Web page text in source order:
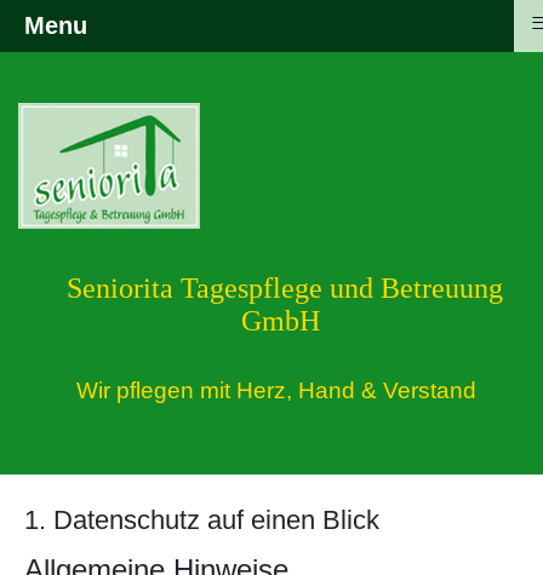
Seniorita Tagespflege und Betreuung
GmbH
Wir pflegen mit Herz, Hand & Verstand
1. Datenschutz auf einen Blick
Menu